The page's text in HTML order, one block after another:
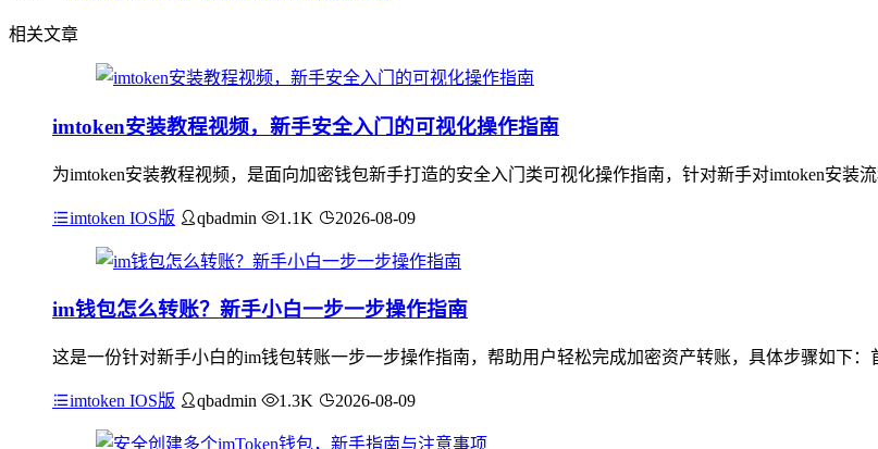
相关文章
imtoken安装教程视频，新手安全入门的可视化操作指南
为imtoken安装教程视频，是面向加密钱包新手打造的安全入门类可视化操作指南，针对新手对imtoken安装
imtoken IOS版 qbadmin 1.1K 2026-08-09
im钱包怎么转账？新手小白一步一步操作指南
这是一份针对新手小白的im钱包转账一步一步操作指南，帮助用户轻松完成加密资产转账，具体步骤如下
imtoken IOS版 qbadmin 1.3K 2026-08-09